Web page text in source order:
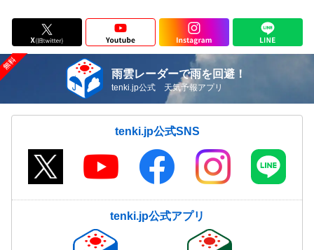
雨雲レーダーで雨を回避！
tenki.jp公式 天気予報アプリ
tenki.jp公式SNS
tenki.jp公式アプリ